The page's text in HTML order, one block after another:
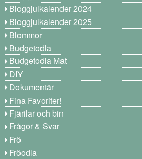
Bloggjulkalender 2024
Bloggjulkalender 2025
Blommor
Budgetodla
Budgetodla Mat
DIY
Dokumentär
Fina Favoriter!
Fjärilar och bin
Frågor & Svar
Frö
Fröodla